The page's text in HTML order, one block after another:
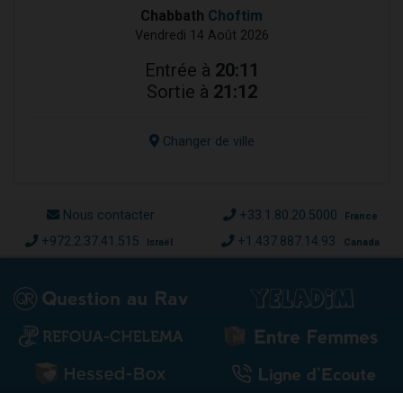
Chabbath Choftim
Vendredi 14 Août 2026
Entrée à 20:11
Sortie à 21:12
Changer de ville
Nous contacter +33.1.80.20.5000 France
+972.2.37.41.515 Israël +1.437.887.14.93 Canada